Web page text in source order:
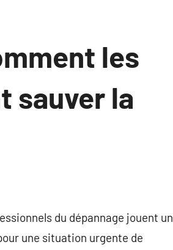
les
sauver la
du dépannage jouent un
une situation urgente de